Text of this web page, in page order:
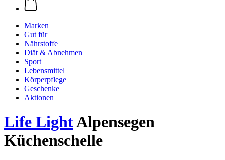
Marken
Gut für
Nährstoffe
Diät & Abnehmen
Sport
Lebensmittel
Körperpflege
Geschenke
Aktionen
Life LightAlpensegen
Küchenschelle